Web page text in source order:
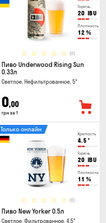
Горечь
20 IBU
Плотность
12 %
(0)
Пиво Underwood Rising Sun
0.33л
Светлое, Нефильтрованное, 5°
0,00
грн за 1
Крепость
4.5 °
Горечь
20 IBU
Плотность
11 %
(0)
Только онлайн
Пиво New Yorker 0.5л
Светлое, Фильтрованное, 4.5°